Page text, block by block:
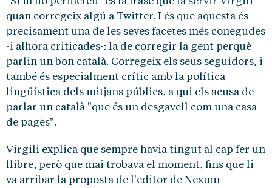
quan corregeix algú a Twitter. I és que aquesta és
precisament una de les seves facetes més conegudes
-i alhora criticades-: la de corregir la gent perquè
parlin un bon català. Corregeix els seus seguidors, i
també és especialment crític amb la política
lingüística dels mitjans públics, a qui els acusa de
parlar un català "que és un desgavell com una casa
de pagès".
Virgili explica que sempre havia tingut al cap fer un
llibre, però que mai trobava el moment, fins que li
va arribar la proposta de l'editor de Nexum